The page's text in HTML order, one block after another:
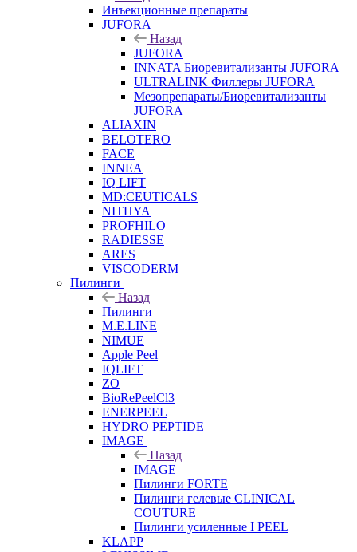
Инъекционные препараты
JUFORA
Назад
JUFORA
INNATA Биоревитализанты JUFORA
ULTRALINK Филлеры JUFORA
Мезопрепараты/Биоревитализанты
JUFORA
ALIAXIN
BELOTERO
FACE
INNEA
IQ LIFT
MD:CEUTICALS
NITHYA
PROFHILO
RADIESSE
ARES
VISCODERM
Пилинги
Назад
Пилинги
M.E.LINE
NIMUE
Apple Peel
IQLIFT
ZO
BioRePeelCl3
ENERPEEL
HYDRO PEPTIDE
IMAGE
Назад
IMAGE
Пилинги FORTE
Пилинги гелевые CLINICAL
COUTURE
Пилинги усиленные I PEEL
KLAPP